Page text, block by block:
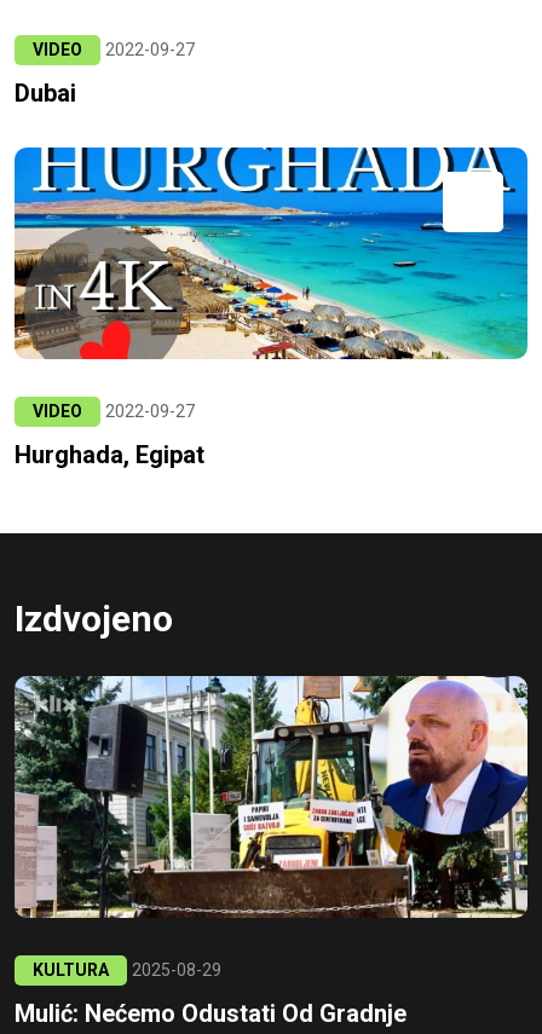
VIDEO 2022-09-27
Dubai
VIDEO 2022-09-27
Hurghada, Egipat
Izdvojeno
KULTURA 2025-08-29
Mulić: Nećemo Odustati Od Gradnje